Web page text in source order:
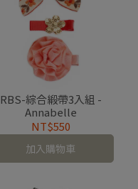
RBS-綜合緞帶3入組 -
Annabelle
NT$550
加入購物車